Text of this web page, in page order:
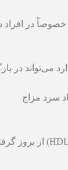
در
می‌تواند در
سرد مزاج